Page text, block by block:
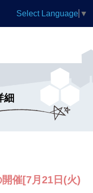
Select Language ▼
細
開催[7月21日(火)